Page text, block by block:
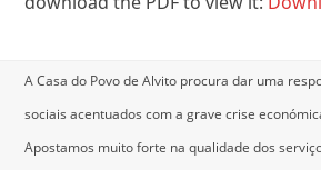
A Casa do Povo de Alvito procura dar uma
sociais acentuados com a grave crise
Apostamos muito forte na qualidade dos